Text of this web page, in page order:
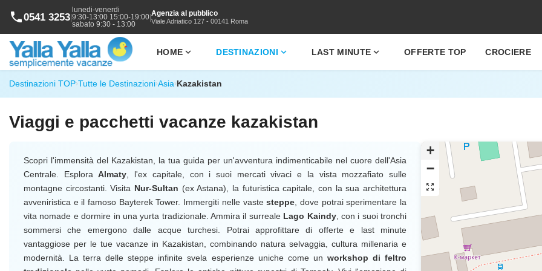
phone0541 3253|
lunedi-venerdi
9:30-13:00 15:00-19:00
sabato 9:30 - 13:00
|Agenzia al pubblico
Viale Adriatico 127 - 00141 Roma
HOME expand_more DESTINAZIONI expand_more LAST MINUTE expand_more OFFERTE TOP CROCIERE
Destinazioni TOP›Tutte le Destinazioni›Asia›Kazakistan
Viaggi e pacchetti vacanze kazakistan
Scopri l'immensità del Kazakistan, la tua guida per un'avventura indimenticabile nel cuore dell'Asia
Centrale. EsploraAlmaty , l'ex capitale, con i suoi mercati vivaci e la vista mozzafiato sulle
montagne circostanti. Visita Nur-Sultan (ex Astana), la futuristica capitale, con la sua architettura
avveniristica e il famoso Bayterek Tower. Immergiti nelle vastesteppe , dove potrai sperimentare la
vita nomade e dormire in una yurta tradizionale. Ammira il surreale Lago Kaindy, con i suoi tronchi
sommersi che emergono dalle acque turchesi. Potrai approfittare di offerte e last minute
vantaggiose per le tue vacanze in Kazakistan, combinando natura selvaggia, cultura millenaria e
modernità. La terra delle steppe infinite svela esperienze uniche come un workshop di feltro
+
−
zoom_out_map